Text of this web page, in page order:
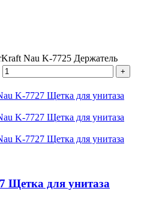
Nau K-7725 Держатель
Щетка для унитаза